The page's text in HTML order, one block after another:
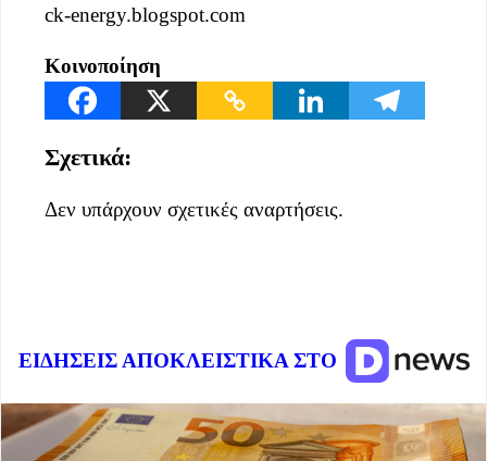
ck-energy.blogspot.com
Κοινοποίηση
Σχετικά:
Δεν υπάρχουν σχετικές αναρτήσεις.
ΕΙΔΗΣΕΙΣ ΑΠΟΚΛΕΙΣΤΙΚΑ ΣΤΟ